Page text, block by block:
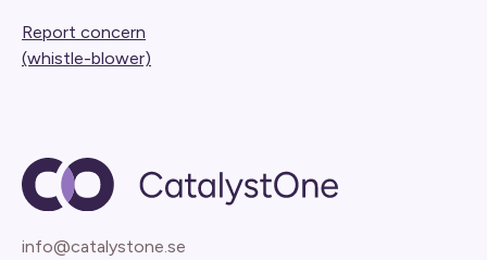
Report concern
(whistle-blower)
info@catalystone.se